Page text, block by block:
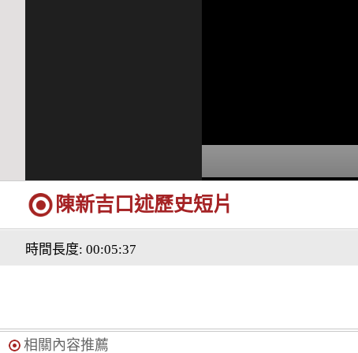
陳新吉口述歷史短片
時間長度: 00:05:37
相關內容推薦